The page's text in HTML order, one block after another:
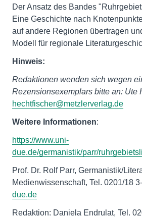
Der Ansatz des Bandes
Eine Geschichte nach
auf andere Regionen übertragen
Modell für regionale
Hinweis:
Redaktionen wenden sich wegen
Rezensionsexemplars bitte an: Ute
hechtfischer@metzlerverlag.de
Weitere Informationen:
https://www.uni-
due.de/germanistik/parr/
Prof. Dr. Rolf Parr, Germanistik/
Medienwissenschaft, Tel. 0201/18
due.de
Redaktion: Daniela Endrulat, Tel.